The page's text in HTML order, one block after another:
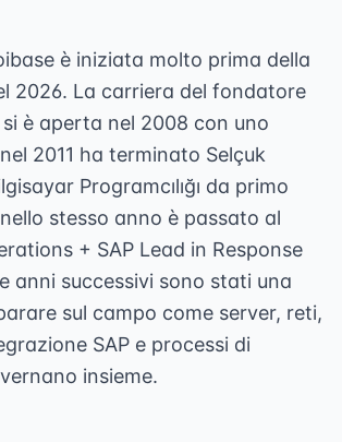
è iniziata molto prima della
2026. La carriera del fondatore
si è aperta nel 2008 con uno
2011 ha terminato Selçuk
Programcılığı da primo
stesso anno è passato al
+ SAP Lead in Response
anni successivi sono stati una
sul campo come server, reti,
SAP e processi di
insieme.